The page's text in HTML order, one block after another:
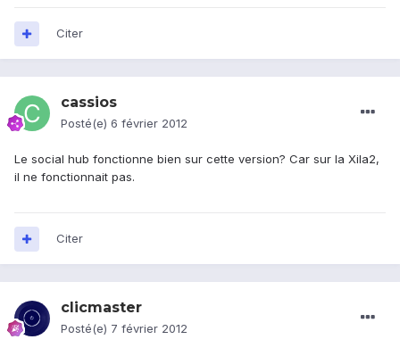
Citer
cassios
Posté(e) 6 février 2012
Le social hub fonctionne bien sur cette version? Car sur la Xila2,
il ne fonctionnait pas.
Citer
clicmaster
Posté(e) 7 février 2012